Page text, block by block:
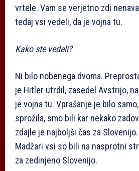
vrtele. Vam se verjetno zdi
tedaj vsi vedeli, da je vojna tu.
Kako ste vedeli?
Ni bilo nobenega dvoma.
je Hitler utrdil, zasedel Avstrijo,
je vojna tu. Vprašanje je bilo
sprožila, smo bili kar nekako
zdajle je najboljši čas za
Madžari vsi so bili na nasprotni
za zedinjeno Slovenijo.